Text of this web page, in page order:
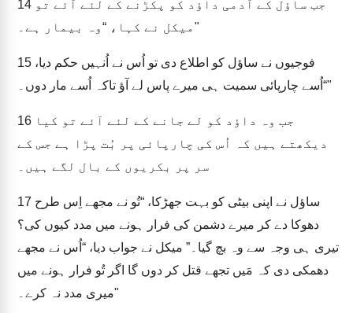
14
میکل نے کہا، “وہ بیمار ہے۔"
15
“اُسے چارپائی سمیت ہی میرے پاس لے آؤ تاکہ اُسے مار دوں۔"
16
دیکھتے ہیں کہ اُس کی چارپائی پر بُت پڑا ہے جس کے
سر پر بکریوں کے بال لگے ہیں۔
17
دھوکا دے کر میرے دشمن کی فرار ہونے میں مدد کیوں کی؟
تیری ہی وجہ سے وہ بچ گیا۔” میکل نے جواب دیا، “اُس نے مجھے
دھمکی دی کہ مَیں تجھے قتل کر دوں گا اگر تُو فرار ہونے میں
میری مدد نہ کرے۔"